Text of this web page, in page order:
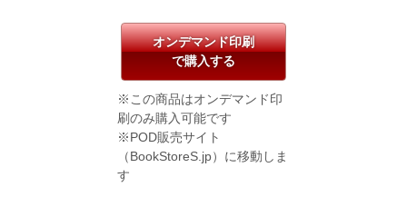
オンデマンド印刷
で購入する
※この商品はオンデマンド印
刷のみ購入可能です
※POD販売サイト
（BookStoreS.jp）に移動しま
す